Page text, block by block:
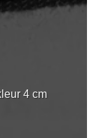
4 cm